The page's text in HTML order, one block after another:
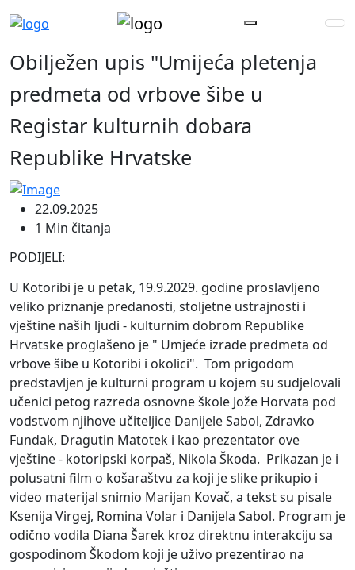
Obilježen upis "Umijeća pletenja
predmeta od vrbove šibe u
Registar kulturnih dobara
Republike Hrvatske
22.09.2025
1 Min čitanja
PODIJELI:
U Kotoribi je u petak, 19.9.2029. godine proslavljeno
veliko priznanje predanosti, stoljetne ustrajnosti i
vještine naših ljudi - kulturnim dobrom Republike
Hrvatske proglašeno je " Umjeće izrade predmeta od
vrbove šibe u Kotoribi i okolici". Tom prigodom
predstavljen je kulturni program u kojem su sudjelovali
učenici petog razreda osnovne škole Jože Horvata pod
vodstvom njihove učiteljice Danijele Sabol, Zdravko
Fundak, Dragutin Matotek i kao prezentator ove
vještine - kotoripski korpaš, Nikola Škoda. Prikazan je i
polusatni film o košaraštvu za koji je slike prikupio i
video materijal snimio Marijan Kovač, a tekst su pisale
Ksenija Virgej, Romina Volar i Danijela Sabol. Program je
odično vodila Diana Šarek kroz direktnu interakciju sa
gospodinom Škodom koji je uživo prezentirao na